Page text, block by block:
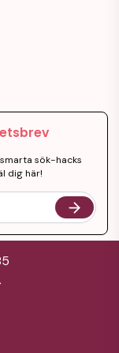
sök-hacks
dig här!